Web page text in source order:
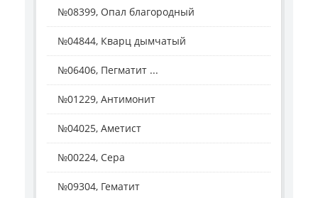
№08399, Опал благородный
№04844, Кварц дымчатый
№06406, Пегматит ...
№01229, Антимонит
№04025, Аметист
№00224, Сера
№09304, Гематит